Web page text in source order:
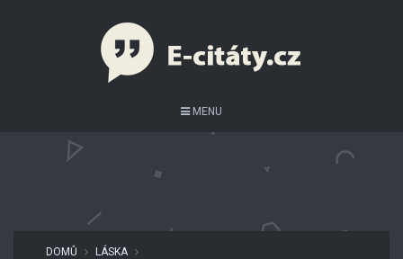
MENU
DOMŮ
LÁSKA